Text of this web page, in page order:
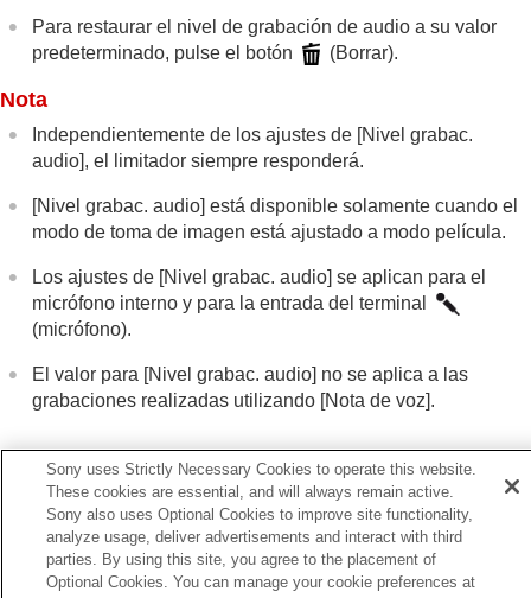
Creación de imágenes fijas mientras se graba
externa
Transmisión en vivo de vídeo y audio
Personalización de la cámara
Visionado
Funciones disponibles con un smartphone
Utilización de un ordenador
Uso del servicio en la nube
Si tiene problemas
Para restaurar el nivel de grabación de audio a su valor
predeterminado, pulse el botón
(Borrar).
Nota
Independientemente de los ajustes de [Nivel grabac.
audio], el limitador siempre responderá.
[Nivel grabac. audio] está disponible solamente cuando el
modo de toma de imagen está ajustado a modo película.
Los ajustes de [Nivel grabac. audio] se aplican para el
micrófono interno y para la entrada del terminal
(micrófono).
El valor para [Nivel grabac. audio] no se aplica a las
grabaciones realizadas utilizando [Nota de voz].
Anterior
de sonido
Siguiente
Tiempo Salid.
Sony uses Strictly Necessary Cookies to operate this website.
These cookies are essential, and will always remain active.
Sony also uses Optional Cookies to improve site functionality,
analyze usage, deliver advertisements and interact with third
parties. By using this site, you agree to the placement of
Optional Cookies. You can manage your cookie preferences at